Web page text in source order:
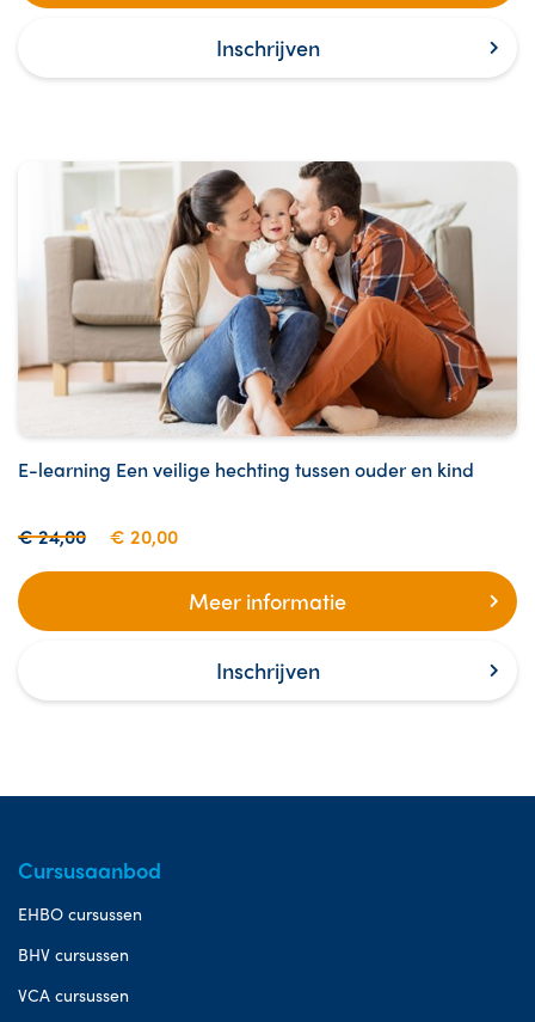
Inschrijven
E-learning Een veilige hechting tussen ouder en kind
€ 24,00 € 20,00
Meer informatie
Inschrijven
Cursusaanbod
EHBO cursussen
BHV cursussen
VCA cursussen